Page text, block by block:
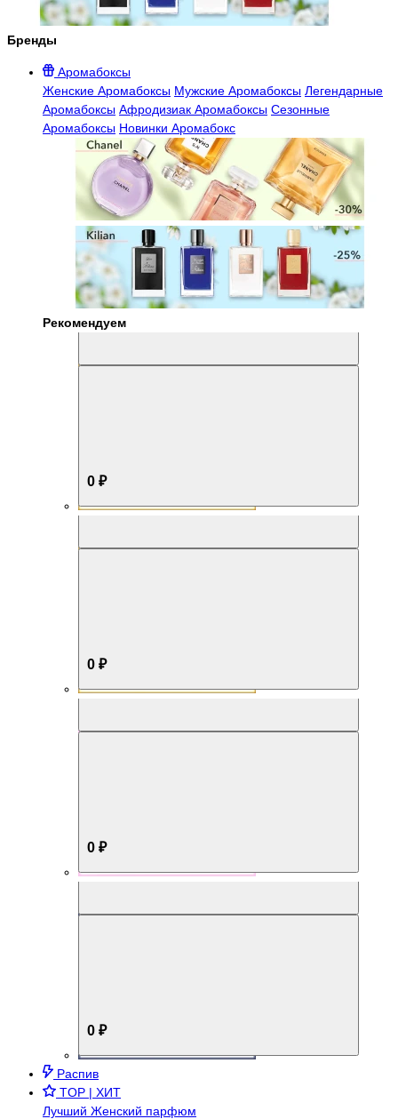
Бренды
Аромабоксы
Женские Аромабоксы Мужские Аромабоксы Легендарные
Аромабоксы Афродизиак Аромабоксы Сезонные
Аромабоксы Новинки Аромабокс
Рекомендуем
0 ₽
0 ₽
0 ₽
0 ₽
Распив
TOP | ХИТ
Лучший Женский парфюм